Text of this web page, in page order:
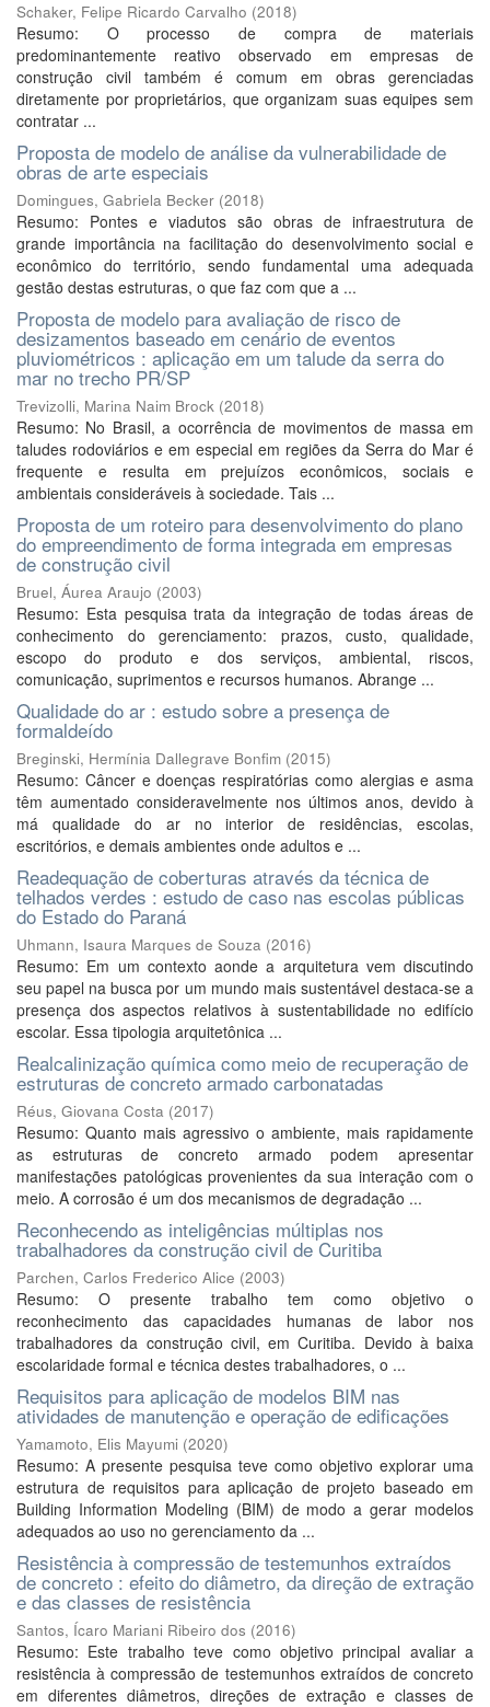
Schaker, Felipe Ricardo Carvalho (2018)
Resumo: O processo de compra de materiais
predominantemente reativo observado em empresas de
construção civil também é comum em obras gerenciadas
diretamente por proprietários, que organizam suas equipes sem
contratar ...
Proposta de modelo de análise da vulnerabilidade de
obras de arte especiais
Domingues, Gabriela Becker (2018)
Resumo: Pontes e viadutos são obras de infraestrutura de
grande importância na facilitação do desenvolvimento social e
econômico do território, sendo fundamental uma adequada
gestão destas estruturas, o que faz com que a ...
Proposta de modelo para avaliação de risco de
desizamentos baseado em cenário de eventos
pluviométricos : aplicação em um talude da serra do
mar no trecho PR/SP
Trevizolli, Marina Naim Brock (2018)
Resumo: No Brasil, a ocorrência de movimentos de massa em
taludes rodoviários e em especial em regiões da Serra do Mar é
frequente e resulta em prejuízos econômicos, sociais e
ambientais consideráveis à sociedade. Tais ...
Proposta de um roteiro para desenvolvimento do plano
do empreendimento de forma integrada em empresas
de construção civil
Bruel, Áurea Araujo (2003)
Resumo: Esta pesquisa trata da integração de todas áreas de
conhecimento do gerenciamento: prazos, custo, qualidade,
escopo do produto e dos serviços, ambiental, riscos,
comunicação, suprimentos e recursos humanos. Abrange ...
Qualidade do ar : estudo sobre a presença de
formaldeído
Breginski, Hermínia Dallegrave Bonfim (2015)
Resumo: Câncer e doenças respiratórias como alergias e asma
têm aumentado consideravelmente nos últimos anos, devido à
má qualidade do ar no interior de residências, escolas,
escritórios, e demais ambientes onde adultos e ...
Readequação de coberturas através da técnica de
telhados verdes : estudo de caso nas escolas públicas
do Estado do Paraná
Uhmann, Isaura Marques de Souza (2016)
Resumo: Em um contexto aonde a arquitetura vem discutindo
seu papel na busca por um mundo mais sustentável destaca-se a
presença dos aspectos relativos à sustentabilidade no edifício
escolar. Essa tipologia arquitetônica ...
Realcalinização química como meio de recuperação de
estruturas de concreto armado carbonatadas
Réus, Giovana Costa (2017)
Resumo: Quanto mais agressivo o ambiente, mais rapidamente
as estruturas de concreto armado podem apresentar
manifestações patológicas provenientes da sua interação com o
meio. A corrosão é um dos mecanismos de degradação ...
Reconhecendo as inteligências múltiplas nos
trabalhadores da construção civil de Curitiba
Parchen, Carlos Frederico Alice (2003)
Resumo: O presente trabalho tem como objetivo o
reconhecimento das capacidades humanas de labor nos
trabalhadores da construção civil, em Curitiba. Devido à baixa
escolaridade formal e técnica destes trabalhadores, o ...
Requisitos para aplicação de modelos BIM nas
atividades de manutenção e operação de edificações
Yamamoto, Elis Mayumi (2020)
Resumo: A presente pesquisa teve como objetivo explorar uma
estrutura de requisitos para aplicação de projeto baseado em
Building Information Modeling (BIM) de modo a gerar modelos
adequados ao uso no gerenciamento da ...
Resistência à compressão de testemunhos extraídos
de concreto : efeito do diâmetro, da direção de extração
e das classes de resistência
Santos, Ícaro Mariani Ribeiro dos (2016)
Resumo: Este trabalho teve como objetivo principal avaliar a
resistência à compressão de testemunhos extraídos de concreto
em diferentes diâmetros, direções de extração e classes de